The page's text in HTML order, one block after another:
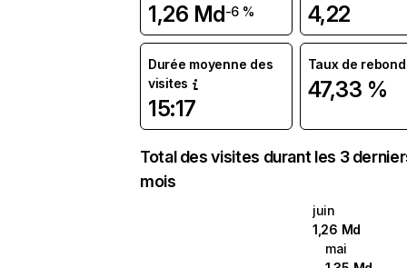
1,26 Md-6 % 4,22
Durée moyenne des
visites
15:17
Taux de rebond
47,33 %
Total des visites durant les 3
mois
juin
1,26 Md
mai